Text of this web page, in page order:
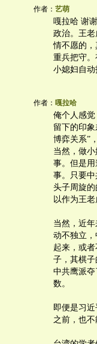
作者： 艺萌
嘎拉哈 谢
政治。王
情不愿的
重兵把守
小媳妇自
作者： 嘎拉哈
俺个人感
留下的印
博弈关系”
当然，做
事。但是
事。只要
头子周旋
以作为王老
当然，近
动不独立
起来，或
子，其棋
中共鹰派
数。
即便是习
之前，也